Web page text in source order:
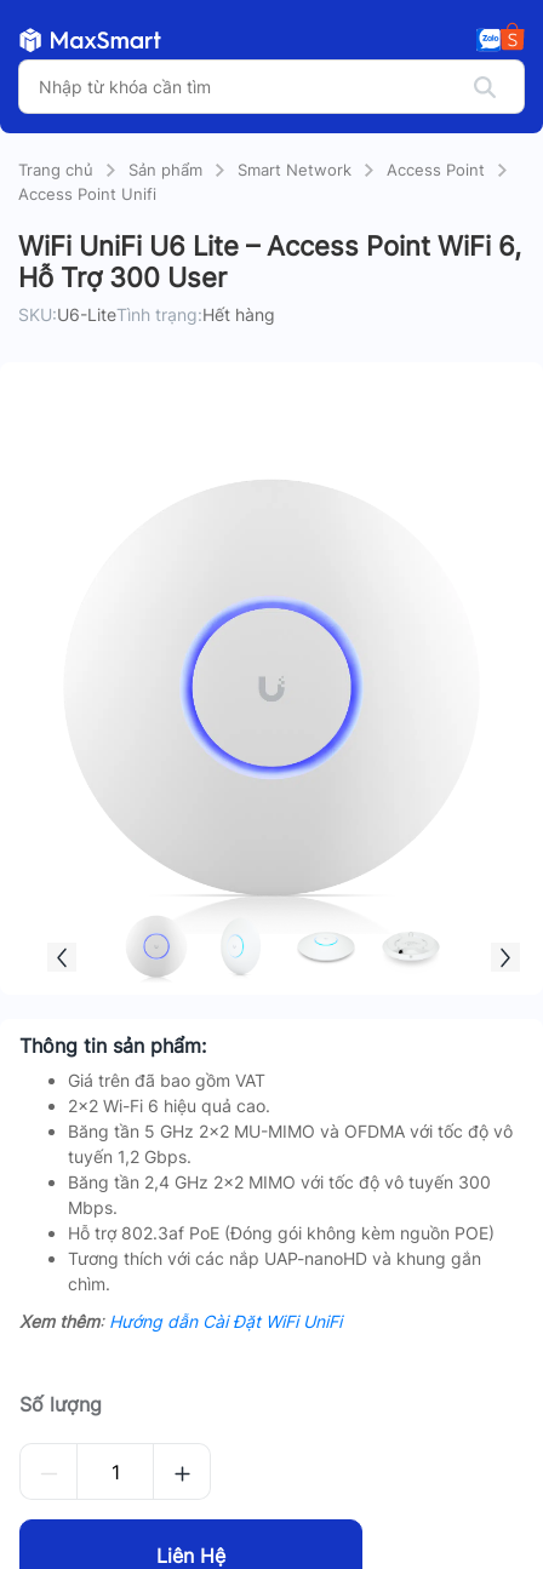
Trang chủ Sản phẩm Smart Network
Access Point
Access Point Unifi
WiFi UniFi U6 Lite – Access Point WiFi 6,
Hỗ Trợ 300 User
SKU:U6-LiteTình trạng:Hết hàng
Thông tin sản phẩm:
Giá trên đã bao gồm VAT
2×2 Wi-Fi 6 hiệu quả cao.
Băng tần 5 GHz 2×2 MU-MIMO và OFDMA với tốc độ vô
tuyến 1,2 Gbps.
Băng tần 2,4 GHz 2×2 MIMO với tốc độ vô tuyến 300
Mbps.
Hỗ trợ 802.3af PoE (Đóng gói không kèm nguồn POE)
Tương thích với các nắp UAP-nanoHD và khung gắn
chìm.
Xem thêm: Hướng dẫn Cài Đặt WiFi UniFi
Số lượng
Liên Hệ